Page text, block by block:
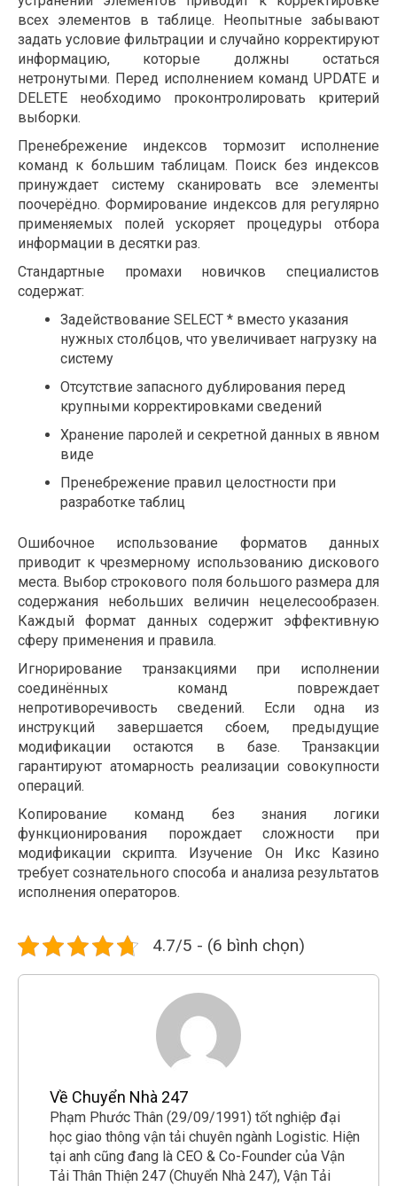
всех элементов в таблице. Неопытные забывают
задать условие фильтрации и случайно корректируют
информацию, которые должны остаться
нетронутыми. Перед исполнением команд UPDATE и
DELETE необходимо проконтролировать критерий
выборки.
Пренебрежение индексов тормозит исполнение
команд к большим таблицам. Поиск без индексов
принуждает систему сканировать все элементы
поочерёдно. Формирование индексов для регулярно
применяемых полей ускоряет процедуры отбора
информации в десятки раз.
Стандартные промахи новичков специалистов
содержат:
Задействование SELECT * вместо указания
нужных столбцов, что увеличивает нагрузку на
систему
Отсутствие запасного дублирования перед
крупными корректировками сведений
Хранение паролей и секретной данных в явном
виде
Пренебрежение правил целостности при
разработке таблиц
Ошибочное использование форматов данных
приводит к чрезмерному использованию дискового
места. Выбор строкового поля большого размера для
содержания небольших величин нецелесообразен.
Каждый формат данных содержит эффективную
сферу применения и правила.
Игнорирование транзакциями при исполнении
соединённых команд повреждает
непротиворечивость сведений. Если одна из
инструкций завершается сбоем, предыдущие
модификации остаются в базе. Транзакции
гарантируют атомарность реализации совокупности
операций.
Копирование команд без знания логики
функционирования порождает сложности при
модификации скрипта. Изучение Он Икс Казино
требует сознательного способа и анализа результатов
исполнения операторов.
4.7/5 - (6 bình chọn)
Về Chuyển Nhà 247
Phạm Phước Thân (29/09/1991) tốt nghiệp đại
học giao thông vận tải chuyên ngành Logistic. Hiện
tại anh cũng đang là CEO & Co-Founder của Vận
Tải Thân Thiện 247 (Chuyển Nhà 247), Vận Tải